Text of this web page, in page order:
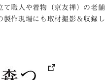
て職人や着物（京友禅）の老
製作現場にも取材撮影＆収録し